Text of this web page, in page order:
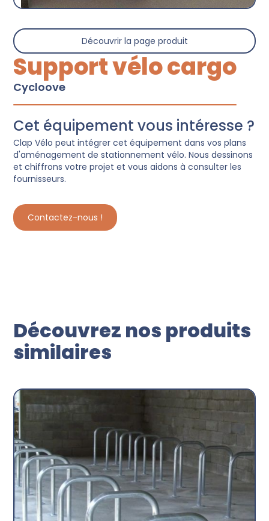
Découvrir la page produit
Support vélo cargo
Cycloove
Cet équipement vous intéresse ?
Clap Vélo peut intégrer cet équipement dans vos plans
d'aménagement de stationnement vélo. Nous dessinons
et chiffrons votre projet et vous aidons à consulter les
fournisseurs.
Contactez-nous !
Découvrez nos produits
similaires